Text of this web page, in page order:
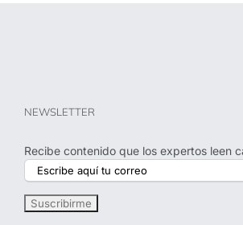
NEWSLETTER
Recibe contenido que los expertos leen